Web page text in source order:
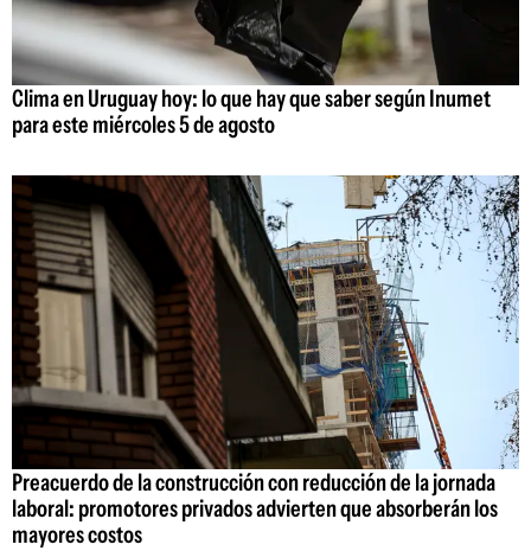
Clima en Uruguay hoy: lo que hay que saber según Inumet
para este miércoles 5 de agosto
Preacuerdo de la construcción con reducción de la jornada
laboral: promotores privados advierten que absorberán los
mayores costos